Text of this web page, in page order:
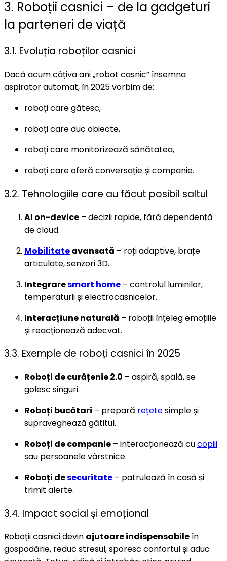
3. Roboții casnici – de la gadgeturi
la parteneri de viață
3.1. Evoluția roboților casnici
Dacă acum câțiva ani „robot casnic” însemna
aspirator automat, în 2025 vorbim de:
roboți care gătesc,
roboți care duc obiecte,
roboți care monitorizează sănătatea,
roboți care oferă conversație și companie.
3.2. Tehnologiile care au făcut posibil saltul
AI on-device – decizii rapide, fără dependență
de cloud.
Mobilitateavansată – roți adaptive, brațe
articulate, senzori 3D.
Integraresmart home – controlul luminilor,
temperaturii și electrocasnicelor.
Interacțiune naturală – roboții înțeleg emoțiile
și reacționează adecvat.
3.3. Exemple de roboți casnici în 2025
Roboți de curățenie 2.0 – aspiră, spală, se
golesc singuri.
Roboți bucătari – prepară rețetesimple și
supraveghează gătitul.
Roboți de companie – interacționează cucopiii
sau persoanele vârstnice.
Roboți desecuritate – patrulează în casă și
trimit alerte.
3.4. Impact social și emoțional
Roboții casnici devin ajutoare indispensabileîn
gospodărie, reduc stresul, sporesc confortul și aduc